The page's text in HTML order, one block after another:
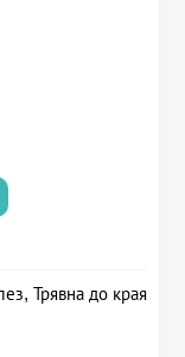
Трявна до края